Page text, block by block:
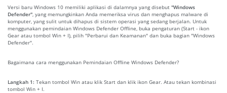
Versi baru Windows 10 memiliki aplikasi di dalamnya yang disebut "Windows
Defender" , yang memungkinkan Anda memeriksa virus dan menghapus malware di
komputer, yang sulit untuk dihapus di sistem operasi yang sedang berjalan. Untuk
menggunakan pemindaian Windows Defender Offline, buka pengaturan (Start - ikon
Gear atau tombol Win + I), pilih "Perbarui dan Keamanan" dan buka bagian "Windows
Defender".
Bagaimana cara menggunakan Pemindaian Offline Windows Defender?
Langkah 1: Tekan tombol Win atau klik Start dan klik ikon Gear. Atau tekan kombinasi
tombol Win + I.